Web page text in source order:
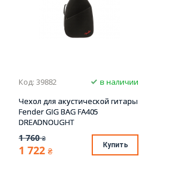
Код: 39882
в наличии
Чехол для акустической гитары
Fender GIG BAG FA405
DREADNOUGHT
1 760 ₴
1 722 ₴
Купить